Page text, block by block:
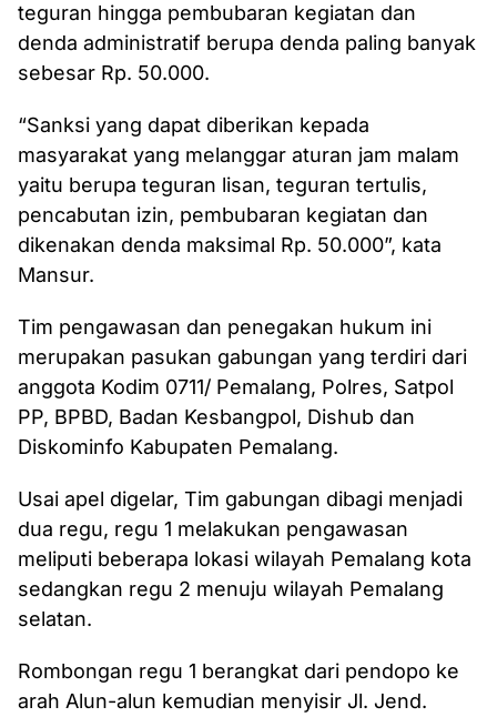
teguran hingga pembubaran kegiatan dan
denda administratif berupa denda paling banyak
sebesar Rp. 50.000.
“Sanksi yang dapat diberikan kepada
masyarakat yang melanggar aturan jam malam
yaitu berupa teguran lisan, teguran tertulis,
pencabutan izin, pembubaran kegiatan dan
dikenakan denda maksimal Rp. 50.000”, kata
Mansur.
Tim pengawasan dan penegakan hukum ini
merupakan pasukan gabungan yang terdiri dari
anggota Kodim 0711/ Pemalang, Polres, Satpol
PP, BPBD, Badan Kesbangpol, Dishub dan
Diskominfo Kabupaten Pemalang.
Usai apel digelar, Tim gabungan dibagi menjadi
dua regu, regu 1 melakukan pengawasan
meliputi beberapa lokasi wilayah Pemalang kota
sedangkan regu 2 menuju wilayah Pemalang
selatan.
Rombongan regu 1 berangkat dari pendopo ke
arah Alun-alun kemudian menyisir Jl. Jend.